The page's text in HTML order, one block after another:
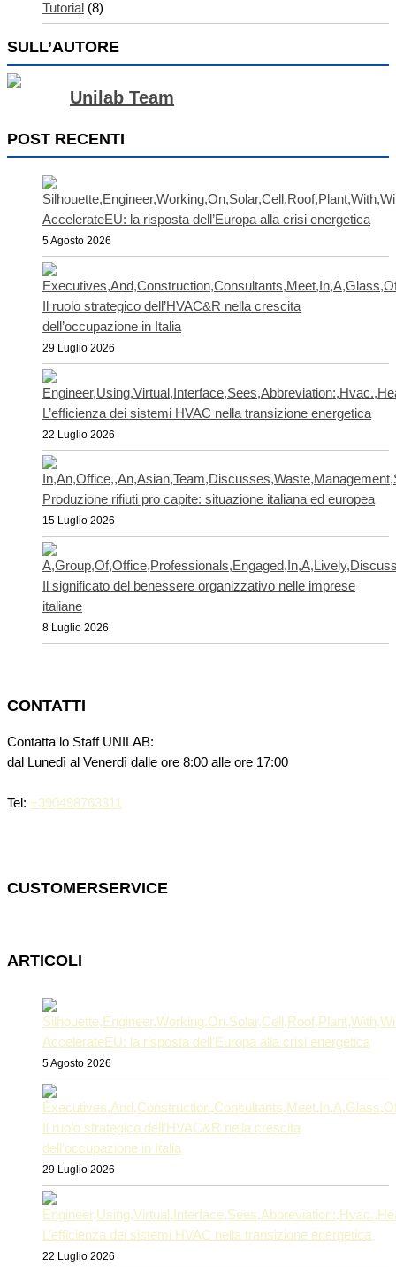
Tutorial (8)
SULL’AUTORE
Unilab Team
POST RECENTI
AccelerateEU: la risposta dell’Europa alla crisi energetica
5 Agosto 2026
Il ruolo strategico dell’HVAC&R nella crescita
dell’occupazione in Italia
29 Luglio 2026
L’efficienza dei sistemi HVAC nella transizione energetica
22 Luglio 2026
Produzione rifiuti pro capite: situazione italiana ed europea
15 Luglio 2026
Il significato del benessere organizzativo nelle imprese
italiane
8 Luglio 2026
CONTATTI
Contatta lo Staff UNILAB:
dal Lunedì al Venerdì dalle ore 8:00 alle ore 17:00
Tel: +390498763311
CUSTOMERSERVICE
ARTICOLI
AccelerateEU: la risposta dell’Europa alla crisi energetica
5 Agosto 2026
Il ruolo strategico dell’HVAC&R nella crescita
dell’occupazione in Italia
29 Luglio 2026
L’efficienza dei sistemi HVAC nella transizione energetica
22 Luglio 2026